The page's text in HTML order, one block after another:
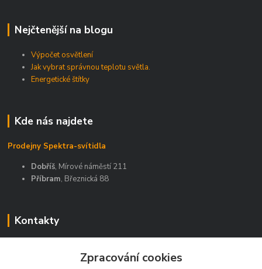
Nejčtenější na blogu
Výpočet osvětlení
Jak vybrat správnou teplotu světla.
Energetické štítky
Kde nás najdete
Prodejny Spektra-svítidla
Dobříš, Mírové náměstí 211
Příbram, Březnická 88
Kontakty
+420 603 811 188Zpracování cookies